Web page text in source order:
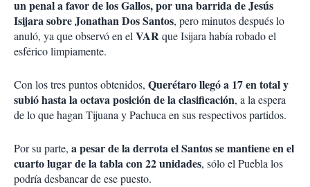
un penal a favor de los Gallos, por una barrida de Jesús
Isijara sobre Jonathan Dos Santos, pero minutos después lo
anuló, ya que observó en el VARque Isijara había robado el
esférico limpiamente.
Con los tres puntos obtenidos, Querétaro llegó a 17 en total y
subió hasta la octava posición de la clasificación, a la espera
de lo que hagan Tijuana y Pachuca en sus respectivos partidos.
Por su parte, a pesar de la derrota el Santos se mantiene en el
cuarto lugar de la tabla con 22 unidades, sólo el Puebla los
podría desbancar de ese puesto.